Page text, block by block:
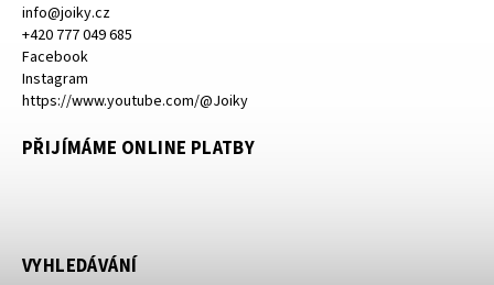
info@joiky.cz
+420 777 049 685
Facebook
Instagram
https://www.youtube.com/@Joiky
PŘIJÍMÁME ONLINE PLATBY
VYHLEDÁVÁNÍ